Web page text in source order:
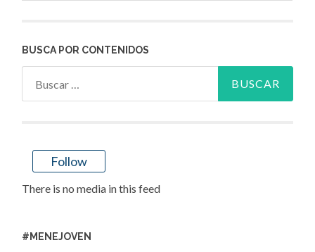
BUSCA POR CONTENIDOS
Follow
There is no media in this feed
#MENEJOVEN